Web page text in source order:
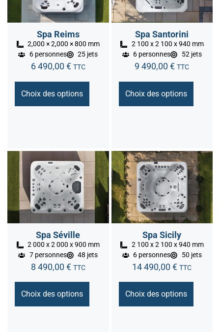
Spa Reims
2,000 × 2,000 × 800 mm
6 personnes
25 jets
6 490,00 € TTC
Choix des options
Spa Santorini
2 100 x 2 100 x 940 mm
6 personnes
52 jets
9 490,00€ TTC
Choix des options
Spa Séville
2 000 x 2 000 x 900 mm
7 personnes
48 jets
8 490,00 € TTC
Choix des options
Spa Sicily
2 100 x 2 100 x 940 mm
6 personnes
50 jets
14 490,00€ TTC
Choix des options